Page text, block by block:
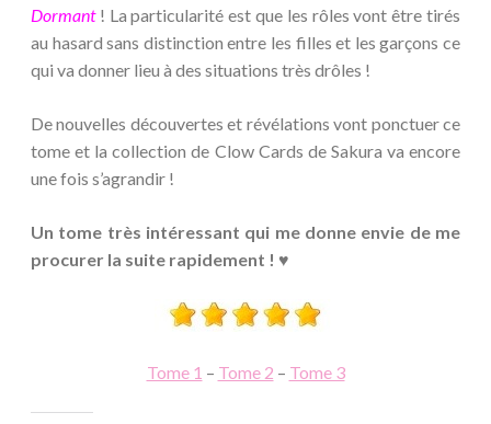
Dormant! La particularité est que les rôles vont être tirés
au hasard sans distinction entre les filles et les garçons ce
qui va donner lieu à des situations très drôles !
De nouvelles découvertes et révélations vont ponctuer ce
tome et la collection de Clow Cards de Sakura va encore
une fois s’agrandir !
Un tome très intéressant qui me donne envie de me
procurer la suite rapidement ! ♥
Tome 1 – Tome 2 – Tome 3